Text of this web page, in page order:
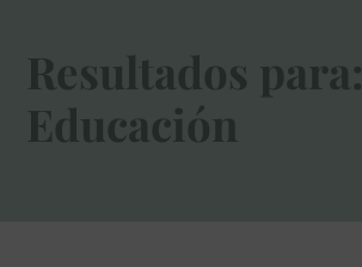
Resultados para:
Educación